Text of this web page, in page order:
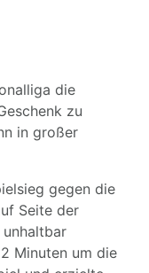
die
zu
in großer
gegen die
Seite der
Minuten um die